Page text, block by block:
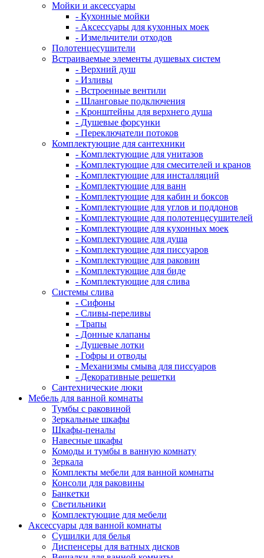
Мойки и аксессуары
- Кухонные мойки
- Аксессуары для кухонных моек
- Измельчители отходов
Полотенцесушители
Встраиваемые элементы душевых систем
- Верхний душ
- Изливы
- Встроенные вентили
- Шланговые подключения
- Кронштейны для верхнего душа
- Душевые форсунки
- Переключатели потоков
Комплектующие для сантехники
- Комплектующие для унитазов
- Комплектующие для смесителей и кранов
- Комплектующие для инсталляций
- Комплектующие для ванн
- Комплектующие для кабин и боксов
- Комплектующие для углов и поддонов
- Комплектующие для полотенцесушителей
- Комплектующие для кухонных моек
- Комплектующие для душа
- Комплектующие для писсуаров
- Комплектующие для раковин
- Комплектующие для биде
- Комплектующие для слива
Системы слива
- Сифоны
- Сливы-переливы
- Трапы
- Донные клапаны
- Душевые лотки
- Гофры и отводы
- Механизмы смыва для писсуаров
- Декоративные решетки
Сантехнические люки
Мебель для ванной комнаты
Тумбы с раковиной
Зеркальные шкафы
Шкафы-пеналы
Навесные шкафы
Комоды и тумбы в ванную комнату
Зеркала
Комплекты мебели для ванной комнаты
Консоли для раковины
Банкетки
Светильники
Комплектующие для мебели
Аксессуары для ванной комнаты
Сушилки для белья
Диспенсеры для ватных дисков